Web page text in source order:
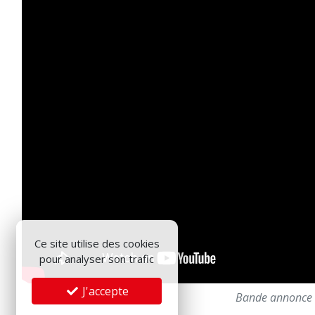
Bande
Ce site utilise des cookies
pour analyser son trafic
J'accepte